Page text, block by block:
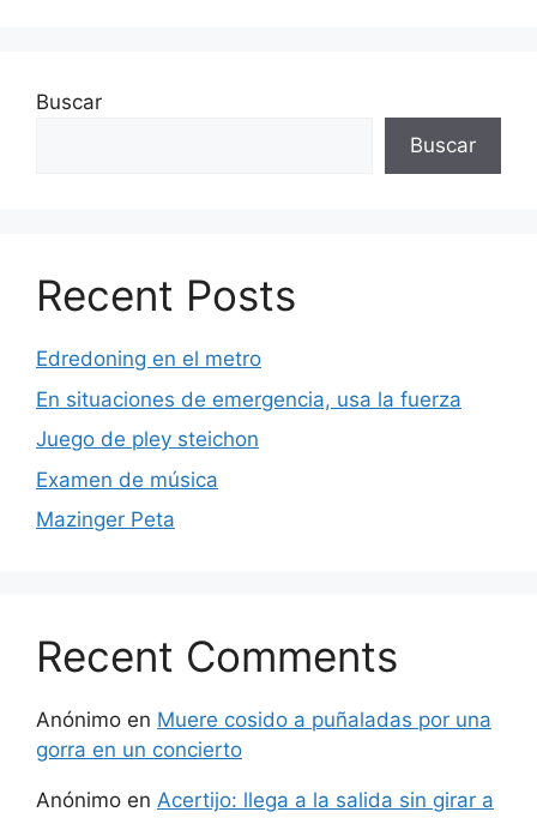
Buscar
Buscar
Recent Posts
Edredoning en el metro
En situaciones de emergencia, usa la fuerza
Juego de pley steichon
Examen de música
Mazinger Peta
Recent Comments
Anónimo en Muere cosido a puñaladas por una
gorra en un concierto
Anónimo en Acertijo: llega a la salida sin girar a